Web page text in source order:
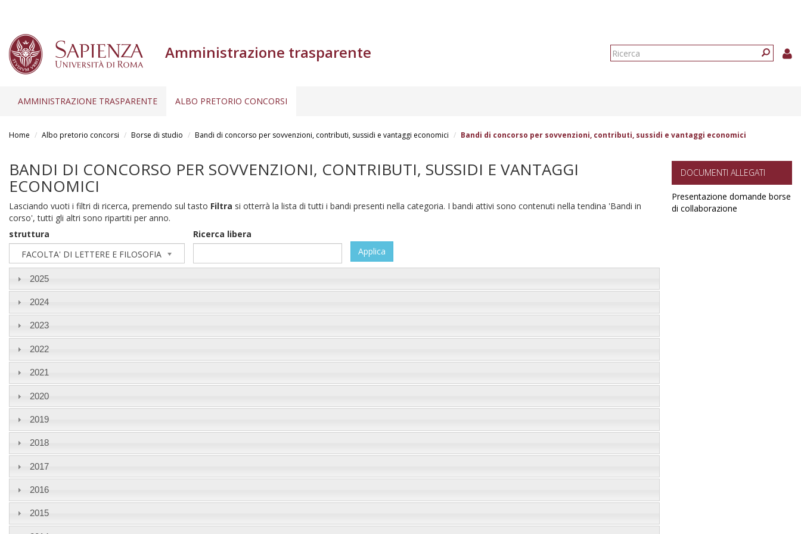
Amministrazione trasparente
Form
AMMINISTRAZIONE TRASPARENTE ALBO PRETORIO CONCORSI
Home Albo pretorio concorsi Borse di studio Bandi di concorso per sovvenzioni, contributi, sussidi e vantaggi economici Bandi di concorso per sovvenzioni, contributi, sussidi e vantaggi economici
BANDI DI CONCORSO PER SOVVENZIONI, CONTRIBUTI, SUSSIDI E VANTAGGI
ECONOMICI
Lasciando vuoti i filtri di ricerca, premendo sul tasto Filtra si otterrà la lista di tutti i bandi presenti nella categoria. I bandi attivi sono contenuti nella tendina 'Bandi in
corso', tutti gli altri sono ripartiti per anno.
struttura
FACOLTA' DI LETTERE E FILOSOFIA
Ricerca libera
Applica
2025
2024
2023
2022
2021
2020
2019
2018
2017
2016
2015
DOCUMENTI ALLEGATI
Presentazione domande borse
di collaborazione